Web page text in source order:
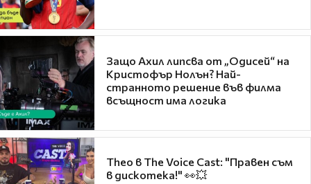
Защо Ахил липсва от „Одисей“ на
Кристофър Нолън? Най-
странното решение във филма
всъщност има логика
Theo в The Voice Cast: "Правен съм
в дискотека!" 👀💥